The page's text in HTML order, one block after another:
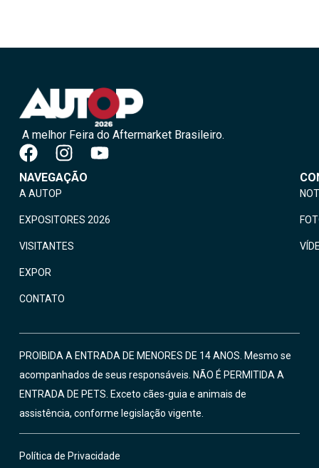
A melhor Feira do Aftermarket Brasileiro.
NAVEGAÇÃO
A AUTOP
EXPOSITORES 2026
VISITANTES
EXPOR
CONTATO
PROIBIDA A ENTRADA DE MENORES DE 14 ANOS. Mesmo se
acompanhados de seus responsáveis. NÃO É PERMITIDA A
ENTRADA DE PETS. Exceto cães-guia e animais de
assistência, conforme legislação vigente.
Política de Privacidade